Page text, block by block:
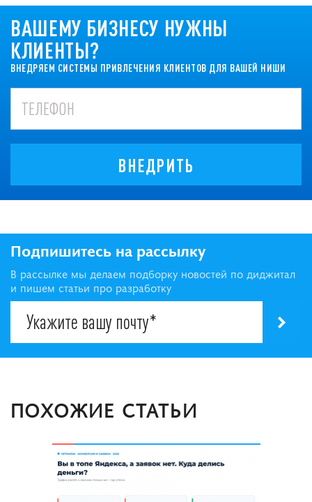
ВАШЕМУ БИЗНЕСУ НУЖНЫ
КЛИЕНТЫ?
ВНЕДРЯЕМ СИСТЕМЫ ПРИВЛЕЧЕНИЯ КЛИЕНТОВ ДЛЯ ВАШЕЙ НИШИ
ВНЕДРИТЬ
Подпишитесь на рассылку
В рассылке мы делаем подборку новостей по диджитал
и пишем статьи про разработку
ПОХОЖИЕ СТАТЬИ